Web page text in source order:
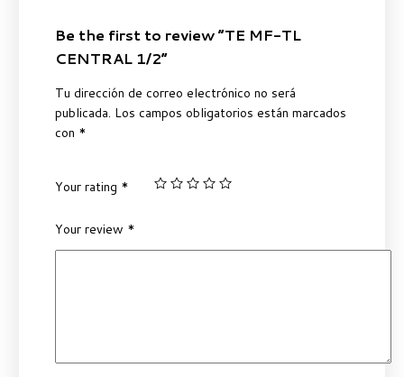
Be the first to review “TE MF-TL
CENTRAL 1/2”
Tu dirección de correo electrónico no será
publicada. Los campos obligatorios están marcados
con *
Your rating *
Your review *